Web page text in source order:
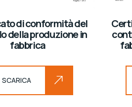
di conformità del
della produzione in
fabbrica
SCARICA